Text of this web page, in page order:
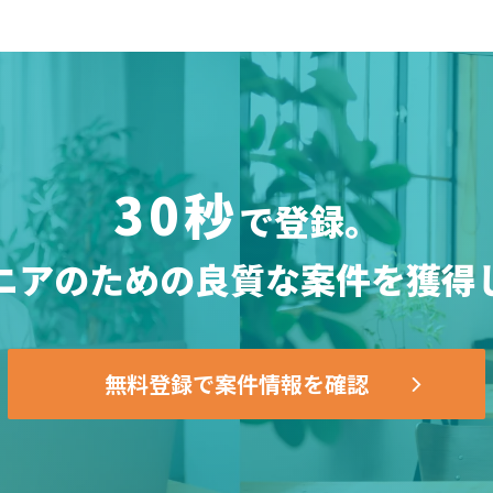
30秒で登録。
アのための良質な案件を獲得
無料登録で案件情報を確認